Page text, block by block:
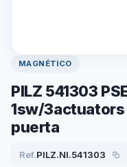
MAGNÉTICO
PILZ 541303
1sw/3actuators
puerta
Ref.PILZ.NI.541303